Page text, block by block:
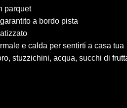
parquet
a bordo pista
e calda per sentirti a casa tua
stuzzichini, acqua, succhi di